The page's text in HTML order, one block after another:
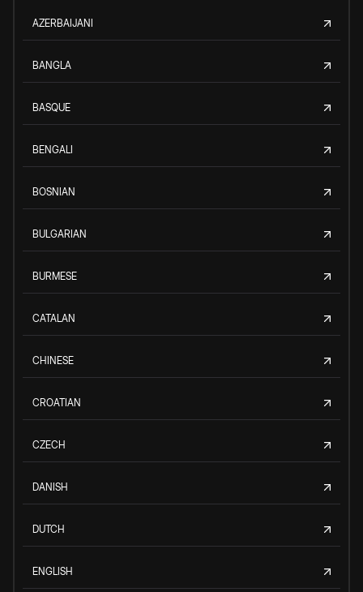
AZERBAIJANI
BANGLA
BASQUE
BENGALI
BOSNIAN
BULGARIAN
BURMESE
CATALAN
CHINESE
CROATIAN
CZECH
DANISH
DUTCH
ENGLISH